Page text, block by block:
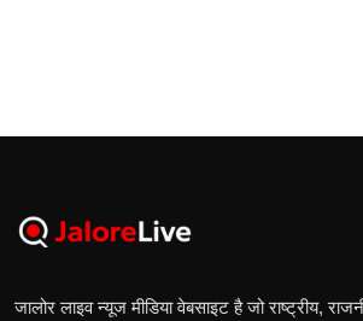
जालोर लाइव न्यूज मीडिया वेबसाइट है जो राष्ट्रीय,